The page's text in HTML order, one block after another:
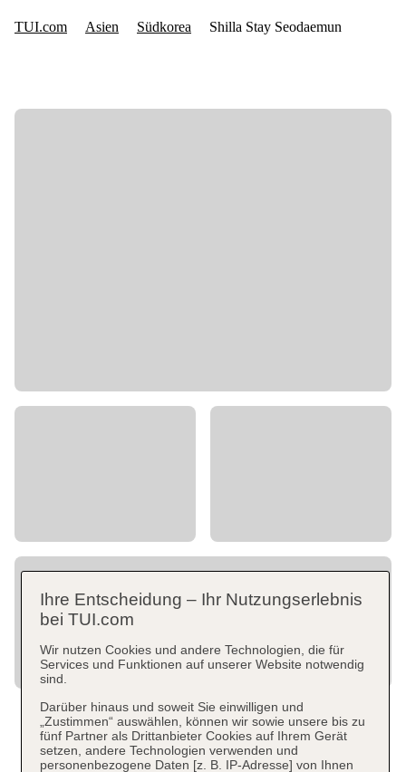
Ihre Entscheidung – Ihr Nutzungserlebnis
bei TUI.com
Wir nutzen Cookies und andere Technologien, die für
Services und Funktionen auf unserer Website notwendig
sind.
Darüber hinaus und soweit Sie einwilligen und
„Zustimmen“ auswählen, können wir sowie unsere bis zu
fünf Partner als Drittanbieter Cookies auf Ihrem Gerät
setzen, andere Technologien verwenden und
personenbezogene Daten [z. B. IP-Adresse] von Ihnen